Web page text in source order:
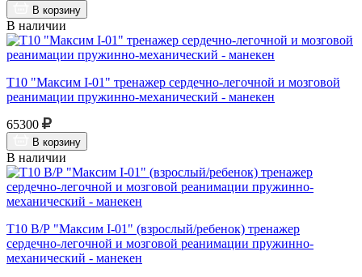
В корзину
В наличии
Т10 "Максим I-01" тренажер сердечно-легочной и мозговой
реанимации пружинно-механический - манекен
65300
В корзину
В наличии
Т10 В/Р "Максим I-01" (взрослый/ребенок) тренажер
сердечно-легочной и мозговой реанимации пружинно-
механический - манекен